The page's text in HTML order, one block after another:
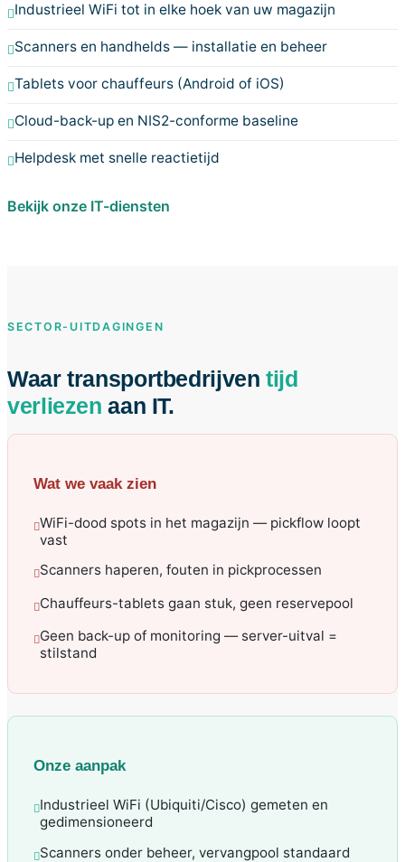
Industrieel WiFi tot in elke hoek van uw magazijn
Scanners en handhelds — installatie en beheer
Tablets voor chauffeurs (Android of iOS)
Cloud-back-up en NIS2-conforme baseline
Helpdesk met snelle reactietijd
Bekijk onze IT-diensten
SECTOR-UITDAGINGEN
Waar transportbedrijventijd
verliezen aan IT.
Wat we vaak zien
WiFi-dood spots in het magazijn — pickflow loopt
vast
Scanners haperen, fouten in pickprocessen
Chauffeurs-tablets gaan stuk, geen reservepool
Geen back-up of monitoring — server-uitval =
stilstand
Onze aanpak
Industrieel WiFi (Ubiquiti/Cisco) gemeten en
gedimensioneerd
Scanners onder beheer, vervangpool standaard